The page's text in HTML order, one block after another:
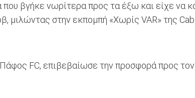
που βγήκε νωρίτερα προς τα έξω και είχε
μιλώντας στην εκπομπή «Χωρίς VAR» της
FC, επιβεβαίωσε την προσφορά προς